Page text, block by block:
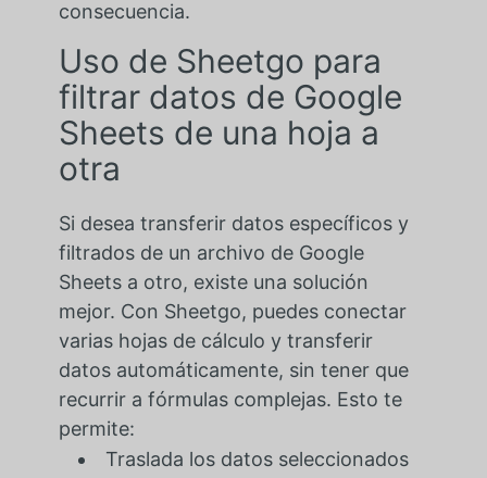
consecuencia.
Uso de Sheetgo para
filtrar datos de Google
Sheets de una hoja a
otra
Si desea transferir datos específicos y
filtrados de un archivo de Google
Sheets a otro, existe una solución
mejor. Con Sheetgo, puedes conectar
varias hojas de cálculo y transferir
datos automáticamente, sin tener que
recurrir a fórmulas complejas. Esto te
permite:
Traslada los datos seleccionados